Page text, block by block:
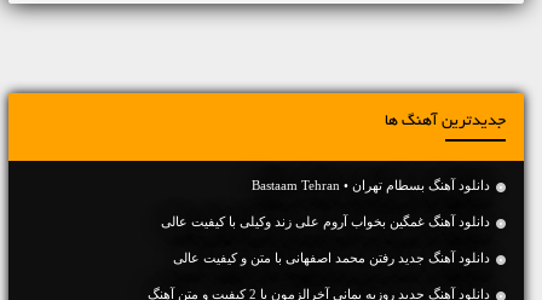
جدیدترین آهنگ ها
دانلود آهنگ بسطام تهران • Bastaam Tehran
دانلود آهنگ غمگین بخواب آروم علی زند وکیلی با کیفیت عالی
دانلود آهنگ جديد رفتن محمد اصفهانی با متن و کیفیت عالی
دانلود آهنگ جديد روزبه بمانی آخرالزمون با 2 کیفیت و متن آهنگ